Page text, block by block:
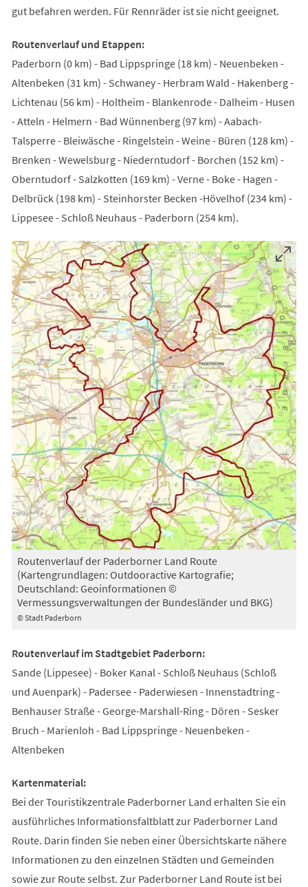
gut befahren werden. Für Rennräder ist sie nicht geeignet.
Routenverlauf und Etappen:
Paderborn (0 km) - Bad Lippspringe (18 km) - Neuenbeken -
Altenbeken (31 km) - Schwaney - Herbram Wald - Hakenberg -
Lichtenau (56 km) - Holtheim - Blankenrode - Dalheim - Husen
- Atteln - Helmern - Bad Wünnenberg (97 km) - Aabach-
Talsperre - Bleiwäsche - Ringelstein - Weine - Büren (128 km) -
Brenken - Wewelsburg - Niederntudorf - Borchen (152 km) -
Oberntudorf - Salzkotten (169 km) - Verne - Boke - Hagen -
Delbrück (198 km) - Steinhorster Becken -Hövelhof (234 km) -
Lippesee - Schloß Neuhaus - Paderborn (254 km).
© Stadt Paderborn
Routenverlauf der Paderborner Land Route
(Kartengrundlagen: Outdooractive Kartografie;
Deutschland: Geoinformationen ©
Vermessungsverwaltungen der Bundesländer und BKG)
Routenverlauf im Stadtgebiet Paderborn:
Sande (Lippesee) - Boker Kanal - Schloß Neuhaus (Schloß
und Auenpark) - Padersee - Paderwiesen - Innenstadtring -
Benhauser Straße - George-Marshall-Ring - Dören - Sesker
Bruch - Marienloh - Bad Lippspringe - Neuenbeken -
Altenbeken
Kartenmaterial:
Bei der Touristikzentrale Paderborner Land erhalten Sie ein
ausführliches Informationsfaltblatt zur Paderborner Land
Route. Darin finden Sie neben einer Übersichtskarte nähere
Informationen zu den einzelnen Städten und Gemeinden
sowie zur Route selbst. Zur Paderborner Land Route ist bei